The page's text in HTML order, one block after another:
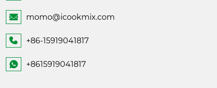
 momo@icookmix.com
 +86-15919041817
 +8615919041817